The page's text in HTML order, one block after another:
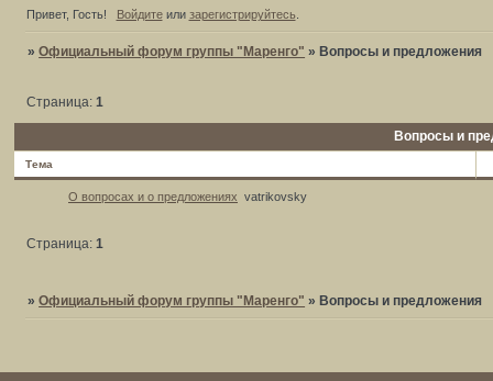
Привет, Гость! Войдитеили зарегистрируйтесь.
»Официальный форум группы "Маренго" » Вопросы и предложения
Вопросы и
Страница:1
Тема
О вопросах и о предложениях vatrikovsky
Страница: 1
»Официальный форум группы "Маренго" » Вопросы и предложения